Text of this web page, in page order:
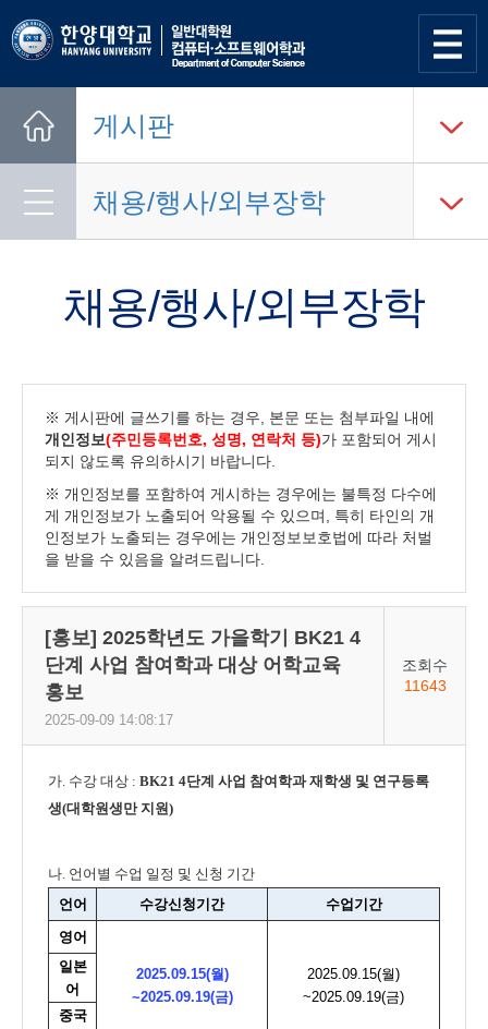
사이트
게시판
채용/행사/외부장학
채용/행사/외부장학
※ 게시판에 글쓰기를 하는 경우, 본문 또는 첨부파일 내에
개인정보(주민등록번호, 성명, 연락처 등)가 포함되어 게시
되지 않도록 유의하시기 바랍니다.
※ 개인정보를 포함하여 게시하는 경우에는 불특정 다수에
게 개인정보가 노출되어 악용될 수 있으며, 특히 타인의 개
인정보가 노출되는 경우에는 개인정보보호법에 따라 처벌
을 받을 수 있음을 알려드립니다.
[홍보] 2025학년도 가을학기 BK21 4
단계 사업 참여학과 대상 어학교육
홍보
2025-09-09 14:08:17
조회수
11643
가. 수강 대상 : BK21 4단계 사업 참여학과 재학생 및 연구등록
생(대학원생만 지원)
나. 언어별 수업 일정 및 신청 기간
언어
수강신청기간
수업기간
영어
2025.09.15(월)
~2025.09.19(금)
2025.09.15(월)
~2025.09.19(금)
일본
어
중국